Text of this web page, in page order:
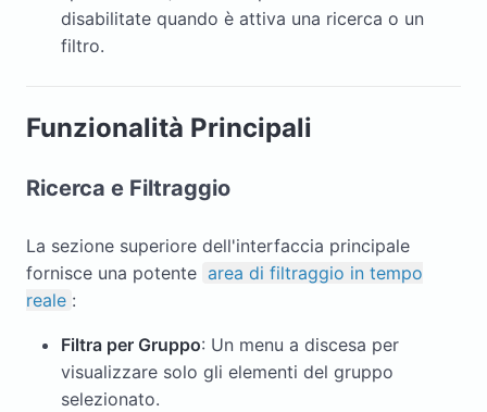
disabilitate quando è attiva una ricerca o un
filtro.
Funzionalità Principali
Ricerca e Filtraggio
La sezione superiore dell'interfaccia principale
fornisce una potente area di filtraggio in tempo
reale :
Filtra per Gruppo: Un menu a discesa per
visualizzare solo gli elementi del gruppo
selezionato.